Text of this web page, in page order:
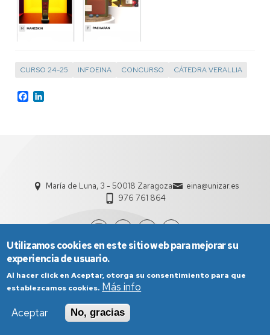
CURSO 24-25 INFOEINA CONCURSO CÁTEDRA VERALLIA
Facebook
María de Luna, 3 - 50018 Zaragoza
eina@unizar.es
976 761 864
Aviso Legal
Condiciones generales de uso
Política de Privacidad
Utilizamos cookies en este sitio web para mejorar su
experiencia de usuario.
Al hacer click en Aceptar, otorga su consentimiento para que
establezcamos cookies. Más info
Aceptar
No, gracias